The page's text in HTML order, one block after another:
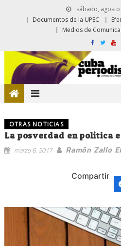
sábado, agosto
Documentos de la UPEC
Medios de
OTRAS NOTICIAS
La posverdad en política
marzo 6, 2017 Ramón Zallo
Compartir